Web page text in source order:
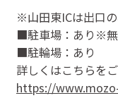
※山田東ICは出口
■駐車場：あり※
■駐輪場：あり
詳しくはこちらを
https://